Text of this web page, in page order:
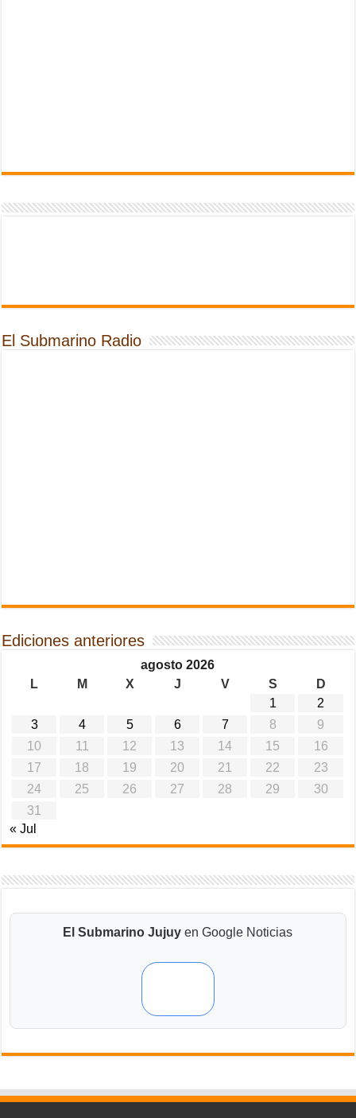
El Submarino Radio
Ediciones anteriores
agosto 2026
L
M X J V S
D
1
2
3
4 5 6 7 8
9
10
11 12 13 14 15
16
17
18 19 20 21 22
23
24
25 26 27 28 29
30
31
« Jul
El Submarino Jujuy en Google Noticias